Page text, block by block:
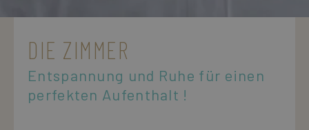
DIE ZIMMER
Entspannung und Ruhe für einen
perfekten Aufenthalt !